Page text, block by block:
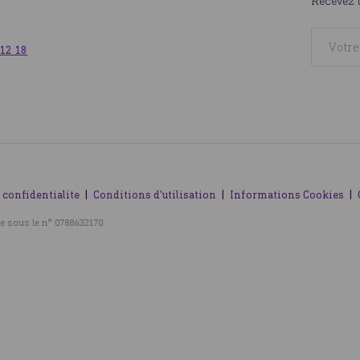
18
confidentialite Conditions d'utilisation Informations Cookies
le n° 0788632170.